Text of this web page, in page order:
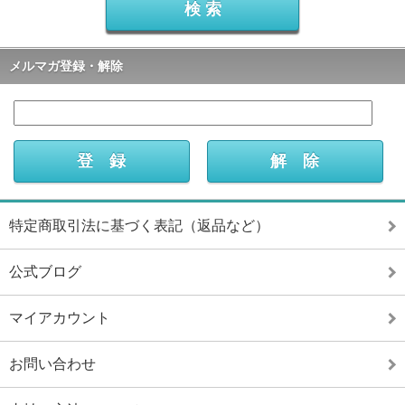
メルマガ登録・解除
特定商取引法に基づく表記（返品など）
公式ブログ
マイアカウント
お問い合わせ